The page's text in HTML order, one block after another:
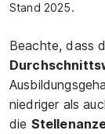
Stand 2025.
Beachte, dass
niedriger als
die